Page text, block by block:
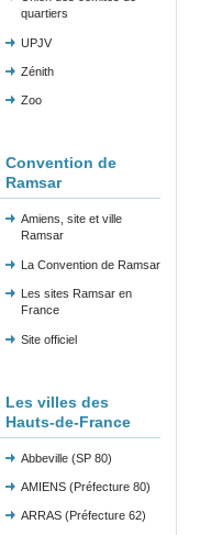
quartiers
UPJV
Zénith
Zoo
Convention de
Ramsar
Amiens, site et ville
Ramsar
La Convention de Ramsar
Les sites Ramsar en
France
Site officiel
Les villes des
Hauts-de-France
Abbeville (SP 80)
AMIENS (Préfecture 80)
ARRAS (Préfecture 62)